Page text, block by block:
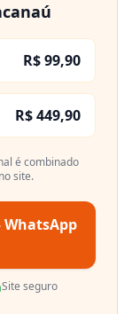
R$ 99,90
R$ 449,90
é combinado
site.
Site seguro